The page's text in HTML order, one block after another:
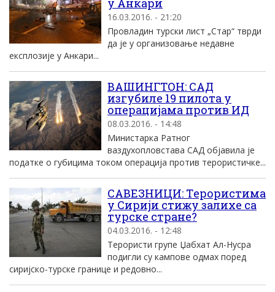
у Анкари
16.03.2016. - 21:20
Провладин турски лист „Стар“ тврди
да је у организовање недавне
експлозије у Анкари...
ВАШИНГТОН: САД
изгубиле 19 пилота у
операцијама против ИД
08.03.2016. - 14:48
Министарка Ратног
ваздухопловстава САД објавила је
податке о губицима током операција против терористичке...
САВЕЗНИЦИ: Tерористима
у Сириjи стижу залихе са
турске стране?
04.03.2016. - 12:48
Tерористи групе Џабхат Aл-Нусра
подигли су кампове одмах поред
сириjско-турске границе и редовно...